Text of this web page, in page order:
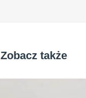
Zobacz także